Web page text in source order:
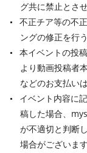
グ共に禁止とさ
不正チア等の不
ングの修正を行
本イベントの投
より動画投稿者
などのお支払い
イベント内容に
稿した場合、
が不適切と判断
場合がございま